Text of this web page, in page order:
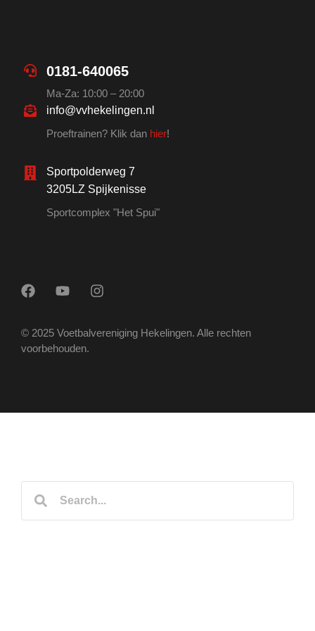
0181-640065
Ma-Za: 10:00 – 20:00
info@vvhekelingen.nl
Proeftrainen? Klik dan hier!
Sportpolderweg 7
3205LZ Spijkenisse
Sportcomplex "Het Spui"
© 2025 Voetbalvereniging Hekelingen. Alle rechten
voorbehouden.